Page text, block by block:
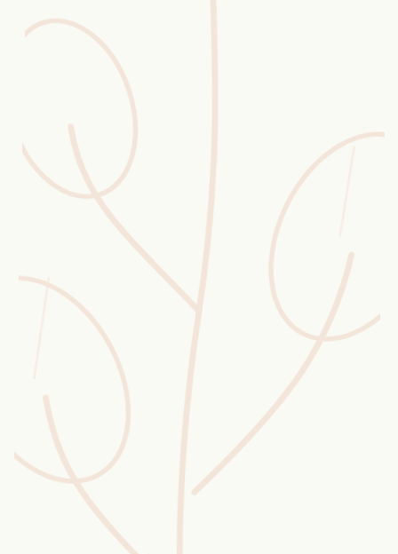
Blüten-Finder
Phänologie-Radar
Vogelstimmen
Gartenplaner
Düngeberater
Challenges
Wusstest du?
Sammlungen
Selber machen
Glossar